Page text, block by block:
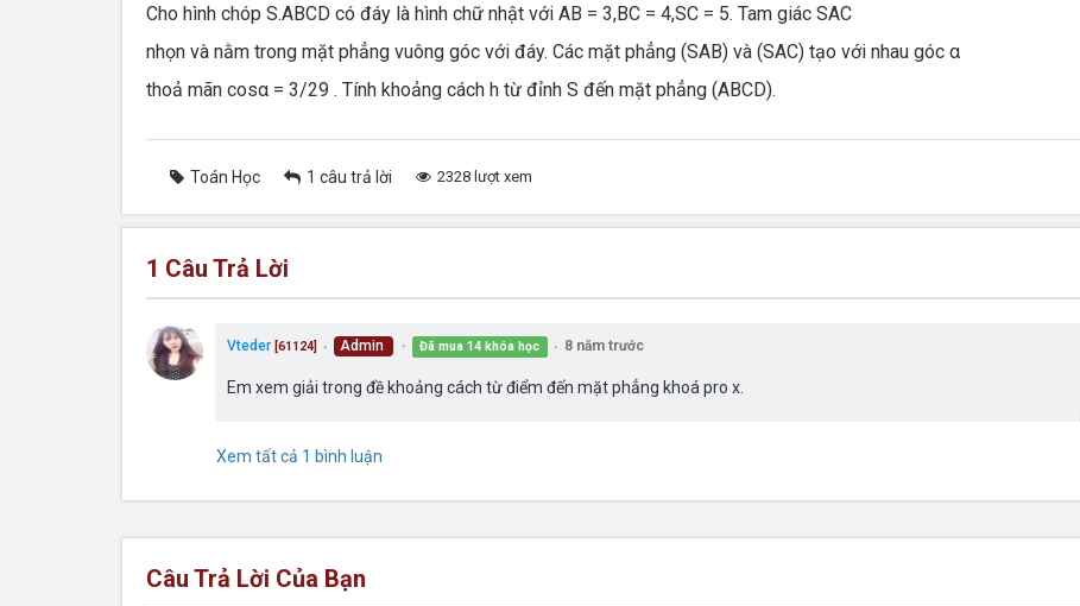
Cho hình chóp S.ABCD có đáy là hình chữ nhật với AB = 3,BC = 4,SC = 5. Tam giác SAC
nhọn và nằm trong mặt phẳng vuông góc với đáy. Các mặt phẳng (SAB) và (SAC) tạo với nhau góc α
thoả mãn cosα = 3/29 . Tính khoảng cách h từ đỉnh S đến mặt phẳng (ABCD).
Toán Học 1 câu trả lời 2328 lượt xem
1 Câu Trả Lời
Vteder [61124] ● Admin ● Đã mua 14 khóa học ● 8 năm trước
Em xem giải trong đề khoảng cách từ điểm đến mặt phẳng khoá pro x.
Xem tất cả 1 bình luận
Câu Trả Lời Của Bạn